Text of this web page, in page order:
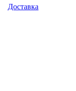
Доставка